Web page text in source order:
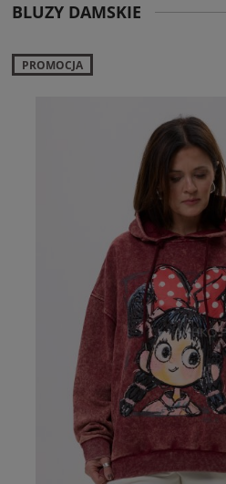
BLUZY DAMSKIE
PROMOCJA